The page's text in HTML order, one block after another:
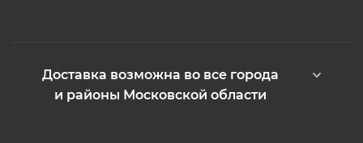
Доставка возможна во все города
и районы Московской области